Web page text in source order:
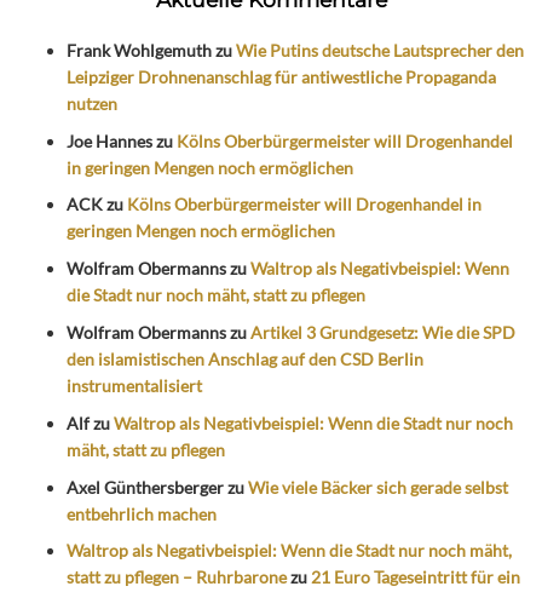
Frank WohlgemuthzuWie Putins deutsche Lautsprecher den
Leipziger Drohnenanschlag für antiwestliche Propaganda
nutzen
Joe Hanneszu Kölns Oberbürgermeister will Drogenhandel
in geringen Mengen noch ermöglichen
ACKzu Kölns Oberbürgermeister will Drogenhandel in
geringen Mengen noch ermöglichen
Wolfram ObermannszuWaltrop als Negativbeispiel: Wenn
die Stadt nur noch mäht, statt zu pflegen
Wolfram ObermannszuArtikel 3 Grundgesetz: Wie die SPD
den islamistischen Anschlag auf den CSD Berlin
instrumentalisiert
AlfzuWaltrop als Negativbeispiel: Wenn die Stadt nur noch
mäht, statt zu pflegen
Axel GünthersbergerzuWie viele Bäcker sich gerade selbst
entbehrlich machen
Waltrop als Negativbeispiel: Wenn die Stadt nur noch mäht,
statt zu pflegen – Ruhrbaronezu 21 Euro Tageseintritt für ein